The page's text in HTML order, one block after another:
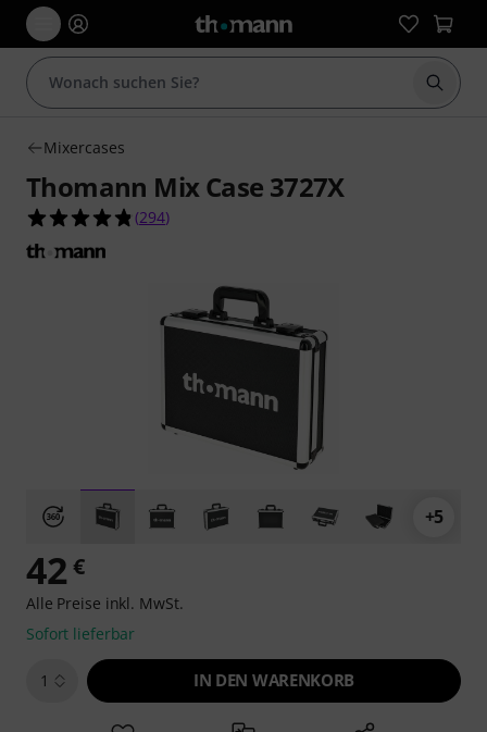
Suche
Mixercases
Thomann Mix Case 3727X
4.8 von 5 Sternen aus 294 Kundenbewertungen
(294)
+5
42 €
Alle Preise inkl. MwSt.
Sofort lieferbar
1 IN DEN WARENKORB